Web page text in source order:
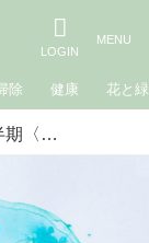
除 健康 花と緑
［水瓶座］2025年下半期〈10月・11月・12月の運勢〉秋の星占い｜suuuiの星の道しるべ